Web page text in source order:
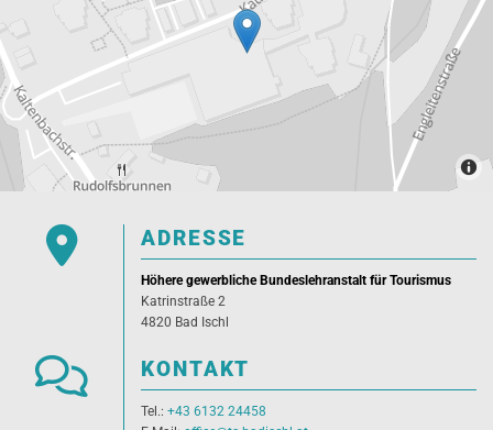
 ADRESSE
Höhere gewerbliche Bundeslehranstalt für Tourismus
Katrinstraße 2
4820 Bad Ischl
 KONTAKT
Tel.: +43 6132 24458